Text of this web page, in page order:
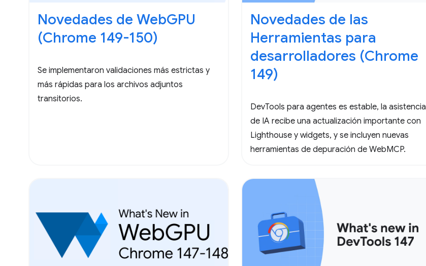
Novedades de WebGPU
(Chrome 149-150)
Se implementaron validaciones más estrictas y
más rápidas para los archivos adjuntos
transitorios.
Novedades de las
Herramientas para
desarrolladores (Chrome
149)
DevTools para agentes es estable, la asistencia
de IA recibe una actualización importante con
Lighthouse y widgets, y se incluyen nuevas
herramientas de depuración de WebMCP.